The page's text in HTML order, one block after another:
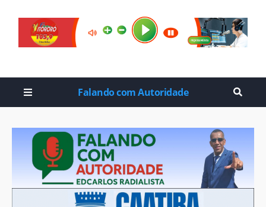
Falando com Autoridade